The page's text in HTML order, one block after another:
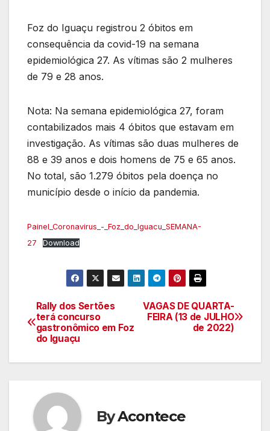
Foz do Iguaçu registrou 2 óbitos em
consequência da covid-19 na semana
epidemiológica 27. As vítimas são 2 mulheres
de 79 e 28 anos.
Nota: Na semana epidemiológica 27, foram
contabilizados mais 4 óbitos que estavam em
investigação. As vítimas são duas mulheres de
88 e 39 anos e dois homens de 75 e 65 anos.
No total, são 1.279 óbitos pela doença no
município desde o início da pandemia.
Painel_Coronavirus_-_Foz_do_Iguacu_SEMANA-
27
Download
Navegação
de
artigos
VAGAS DE QUARTA-
FEIRA (13 de JULHO
de 2022)
Rally dos Sertões
terá concurso
gastronômico em Foz
do Iguaçu
ByAcontece